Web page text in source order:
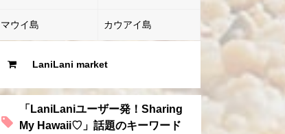
マウイ島 カウアイ島
LaniLani market
「LaniLaniユーザー発！Sharing
My Hawaii♡」話題のキーワード